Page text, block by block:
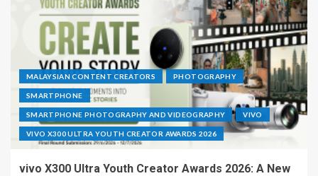
MALAYSIAN CONTENT CREATORS PHOTOGRAPHY
SMARTPHONE
SMARTPHONE PHOTOGRAPHY AND VIDEOGRAPHY VIVO
VIVO X300 ULTRA YOUTH CREATOR AWARDS 2026
vivo X300 Ultra Youth Creator Awards 2026: A New